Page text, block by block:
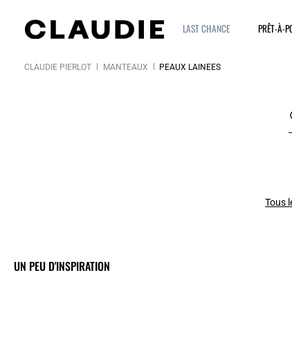
LAST CHANCE PRÊT-À-
CLAUDIE PIERLOT MANTEAUX PEAUX LAINÉES
Tous
UN PEU D'INSPIRATION